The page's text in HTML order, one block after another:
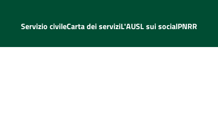
Servizio civileCarta dei serviziL'AUSL sui socialPNRR